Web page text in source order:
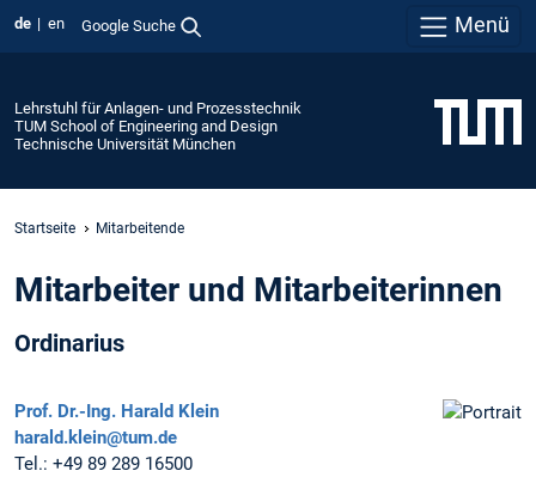
de en Google Suche Menü
Lehrstuhl für Anlagen- und Prozesstechnik
TUM School of Engineering and Design
Technische Universität München
Startseite Mitarbeitende
Mitarbeiter und Mitarbeiterinnen
Ordinarius
Prof. Dr.-Ing. Harald Klein
harald.klein@tum.de
Tel.: +49 89 289 16500